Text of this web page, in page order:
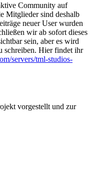
Community auf
Mitglieder sind deshalb
neuer User wurden
wir ab sofort dieses
sein, aber es wird
schreiben. Hier findet ihr
servers/tml-studios-
vorgestellt und zur